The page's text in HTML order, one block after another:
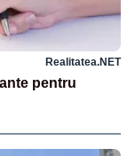
Realitatea.NET
pentru